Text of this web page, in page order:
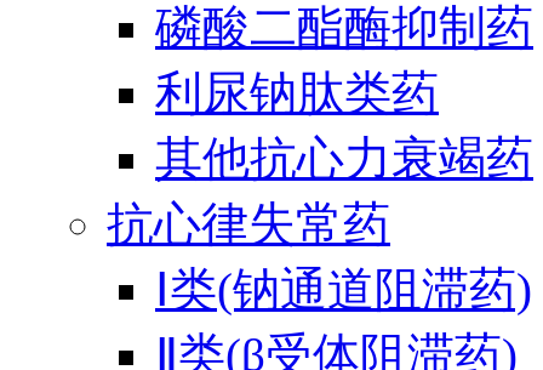
磷酸二酯酶抑制药
利尿钠肽类药
其他抗心力衰竭药
抗心律失常药
Ⅰ类(钠通道阻滞药)
Ⅱ类(β受体阻滞药)